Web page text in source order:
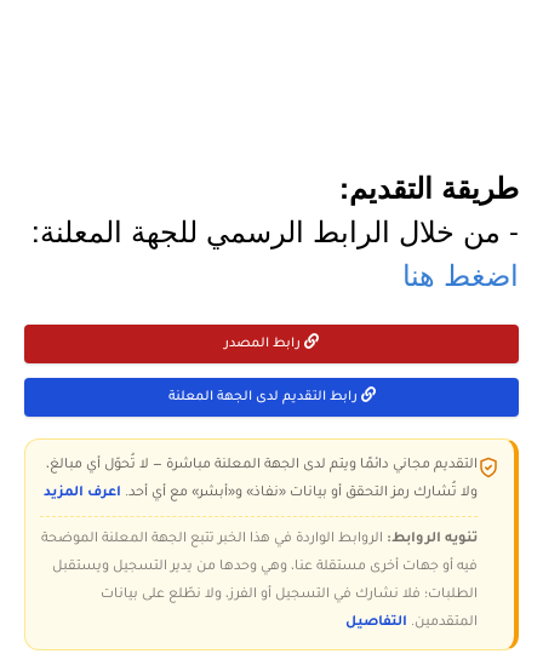
طريقة التقديم:
- من خلال الرابط الرسمي للجهة المعلنة:
اضغط هنا
رابط المصدر
رابط التقديم لدى الجهة المعلنة
التقديم مجاني دائمًا ويتم لدى الجهة المعلنة مباشرة — لا تُحوّل أي مبالغ،
ولا تُشارك رمز التحقق أو بيانات «نفاذ» و«أبشر» مع أي أحد. اعرف المزيد
تنويه الروابط: الروابط الواردة في هذا الخبر تتبع الجهة المعلنة الموضحة
فيه أو جهات أخرى مستقلة عنا، وهي وحدها من يدير التسجيل ويستقبل
الطلبات؛ فلا نشارك في التسجيل أو الفرز، ولا نطّلع على بيانات
المتقدمين. التفاصيل